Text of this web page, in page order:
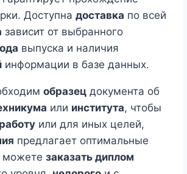
Доступна доставка по всей
зависит от выбранного
выпуска и наличия
информации в базе данных.
образец документа об
или института, чтобы
работу или для иных целей,
предлагает оптимальные
можете заказать диплом